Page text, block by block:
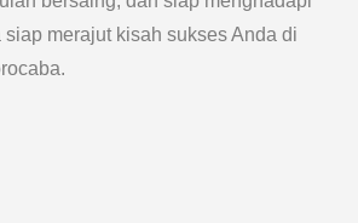
siap merajut kisah sukses Anda di